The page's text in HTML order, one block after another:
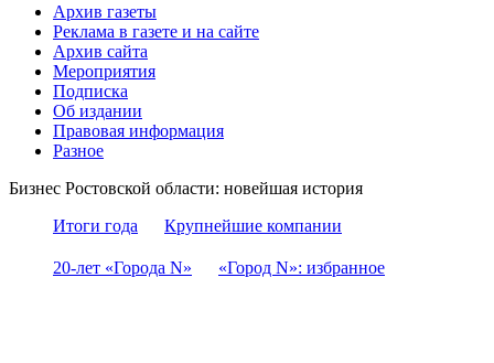
Архив газеты
Реклама в газете и на сайте
Архив сайта
Мероприятия
Подписка
Об издании
Правовая информация
Разное
Бизнес Ростовской области: новейшая история
Итоги года
Крупнейшие компании
20-лет «Города N» «Город N»: избранное